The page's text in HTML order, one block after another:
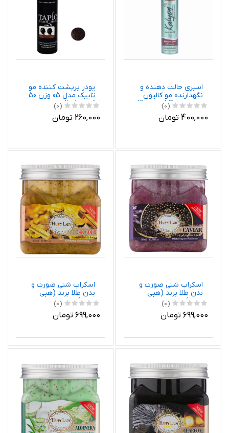
اسپری حالت دهنده و
نگهدارنده مو کالیون
مدل Blow out Spray
میلی لیتر
(0)
400,000 تومان
پودر پرپشت کننده مو
تاپیک مدل 05 وزن 50
گرم رنگ قهوه ای روشن
(0)
260,000 تومان
اسکراب شنی صورت و
بدن طلا برند (هپی
لیدی)300میل
(0)
699,000 تومان
اسکراب شنی صورت و
بدن طلا برند (هپی
لیدی)300میل
(0)
699,000 تومان